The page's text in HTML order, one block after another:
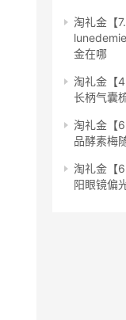
淘礼金【
金在哪
淘礼金【
长柄气囊
淘礼金【
品酵素梅
淘礼金【
阳眼镜偏